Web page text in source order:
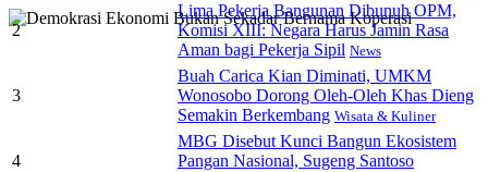
2
Lima Pekerja Bangunan Dibunuh OPM,
Komisi XIII: Negara Harus Jamin Rasa
Aman bagi Pekerja Sipil News
3
Buah Carica Kian Diminati, UMKM
Wonosobo Dorong Oleh-Oleh Khas Dieng
Semakin Berkembang Wisata & Kuliner
4
MBG Disebut Kunci Bangun Ekosistem
Pangan Nasional, Sugeng Santoso